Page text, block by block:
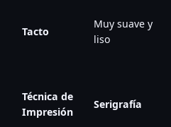
Tacto
Muy suave y
liso
Técnica de
Impresión
Serigrafía